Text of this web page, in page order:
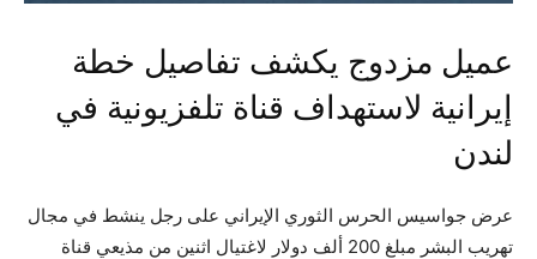
عميل مزدوج يكشف تفاصيل خطة
إيرانية لاستهداف قناة تلفزيونية في
لندن
عرض جواسيس الحرس الثوري الإيراني على رجل ينشط في مجال
تهريب البشر مبلغ 200 ألف دولار لاغتيال اثنين من مذيعي قناة